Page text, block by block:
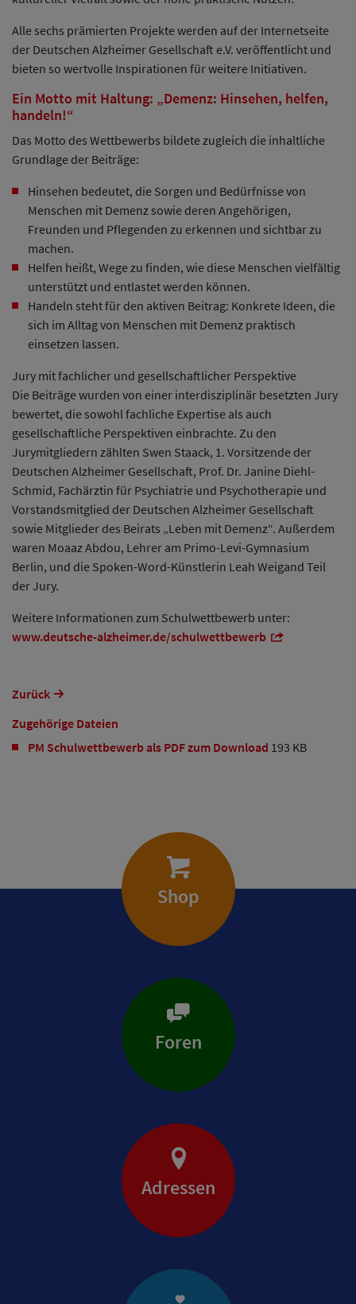
Alle sechs prämierten Projekte werden auf der Internetseite
der Deutschen Alzheimer Gesellschaft e.V. veröffentlicht und
bieten so wertvolle Inspirationen für weitere Initiativen.
Ein Motto mit Haltung: „Demenz: Hinsehen, helfen,
handeln!“
Das Motto des Wettbewerbs bildete zugleich die inhaltliche
Grundlage der Beiträge:
Hinsehen bedeutet, die Sorgen und Bedürfnisse von
Menschen mit Demenz sowie deren Angehörigen,
Freunden und Pflegenden zu erkennen und sichtbar zu
machen.
Helfen heißt, Wege zu finden, wie diese Menschen vielfältig
unterstützt und entlastet werden können.
Handeln steht für den aktiven Beitrag: Konkrete Ideen, die
sich im Alltag von Menschen mit Demenz praktisch
einsetzen lassen.
Jury mit fachlicher und gesellschaftlicher Perspektive
Die Beiträge wurden von einer interdisziplinär besetzten Jury
bewertet, die sowohl fachliche Expertise als auch
gesellschaftliche Perspektiven einbrachte. Zu den
Jurymitgliedern zählten Swen Staack, 1. Vorsitzende der
Deutschen Alzheimer Gesellschaft, Prof. Dr. Janine Diehl-
Schmid, Fachärztin für Psychiatrie und Psychotherapie und
Vorstandsmitglied der Deutschen Alzheimer Gesellschaft
sowie Mitglieder des Beirats „Leben mit Demenz“. Außerdem
waren Moaaz Abdou, Lehrer am Primo-Levi-Gymnasium
Berlin, und die Spoken-Word-Künstlerin Leah Weigand Teil
der Jury.
Weitere Informationen zum Schulwettbewerb unter:
www.deutsche-alzheimer.de/schulwettbewerb
Zurück
Zugehörige Dateien
PM Schulwettbewerb als PDF zum Download 193 KB
Shop
Foren
Adressen